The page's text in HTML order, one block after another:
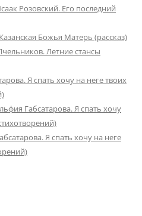
Розовский. Его последний
Божья Матерь (рассказ)
Летние стансы
Я спать хочу на неге твоих
Габсатарова. Я спать хочу
Я спать хочу на неге